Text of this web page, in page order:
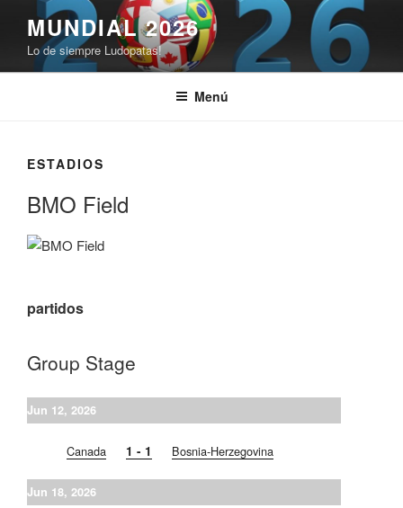
contenido
MUNDIAL 2026
Lo de siempre Ludopatas!
Menú
ESTADIOS
BMO Field
partidos
Group Stage
Jun 12, 2026
Canada 1 - 1 Bosnia-Herzegovina
Jun 18, 2026